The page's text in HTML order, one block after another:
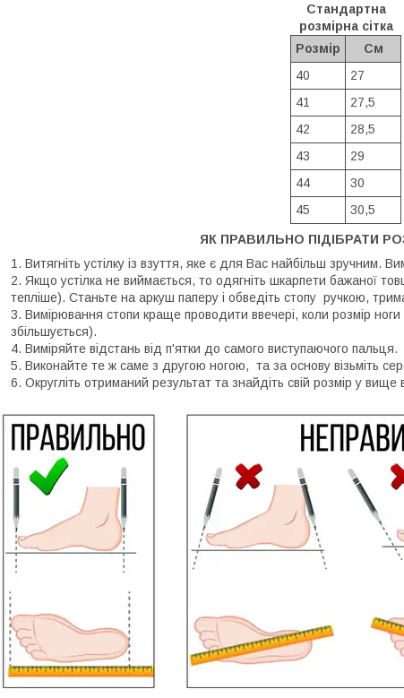
Стандартна
розмірна сітка
Розмір
См
40
27
41
27,5
42
28,5
43
29
44
30
45
30,5
ЯК ПРАВИЛЬНО ПІДІБРАТИ
Витягніть устілку із взуття, яке є для Вас найбільш зручним.
Якщо устілка не виймається, то одягніть шкарпети бажаної
тепліше). Станьте на аркуш паперу і обведіть стопу ручкою,
Вимірювання стопи краще проводити ввечері, коли розмір
збільшується).
Виміряйте відстань від п'ятки до самого виступаючого пальця.
Виконайте те ж саме з другою ногою, та за основу візьміть
Округліть отриманий результат та знайдіть свій розмір у вище